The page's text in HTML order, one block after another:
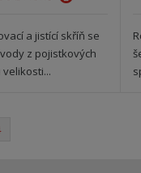
a jistící skříň se
z pojistkových